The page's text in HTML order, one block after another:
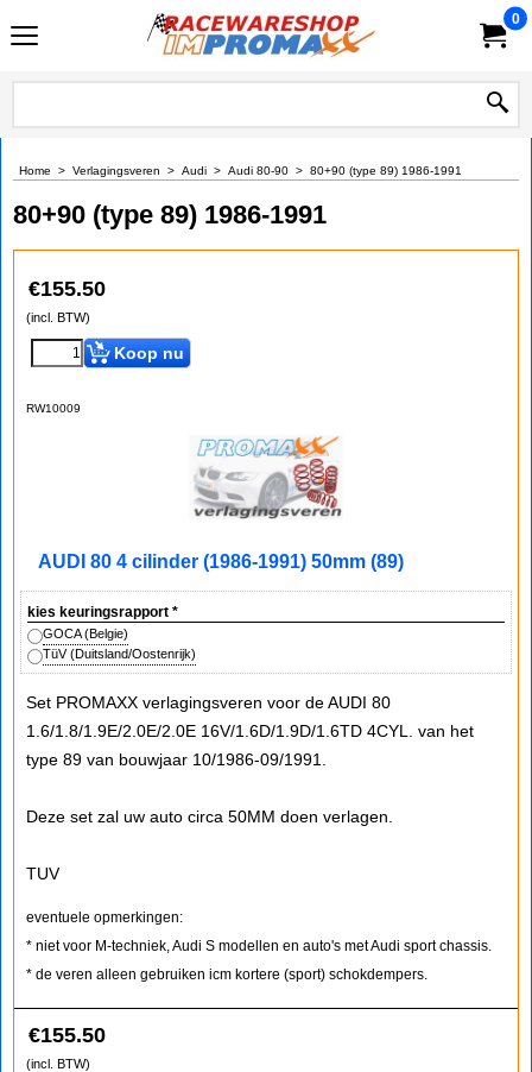
0
Home > Verlagingsveren > Audi > Audi 80-90 > 80+90 (type 89) 1986-1991
80+90 (type 89) 1986-1991
€155.50
(incl. BTW)
Koop nu
RW10009
AUDI 80 4 cilinder (1986-1991) 50mm (89)
kies keuringsrapport *
GOCA (Belgie)
TüV (Duitsland/Oostenrijk)
Set PROMAXX verlagingsveren voor de AUDI 80
1.6/1.8/1.9E/2.0E/2.0E 16V/1.6D/1.9D/1.6TD 4CYL. van het
type 89 van bouwjaar 10/1986-09/1991.
Deze set zal uw auto circa 50MM doen verlagen.
TUV
eventuele opmerkingen:
* niet voor M-techniek, Audi S modellen en auto's met Audi sport chassis.
* de veren alleen gebruiken icm kortere (sport) schokdempers.
€155.50
(incl. BTW)